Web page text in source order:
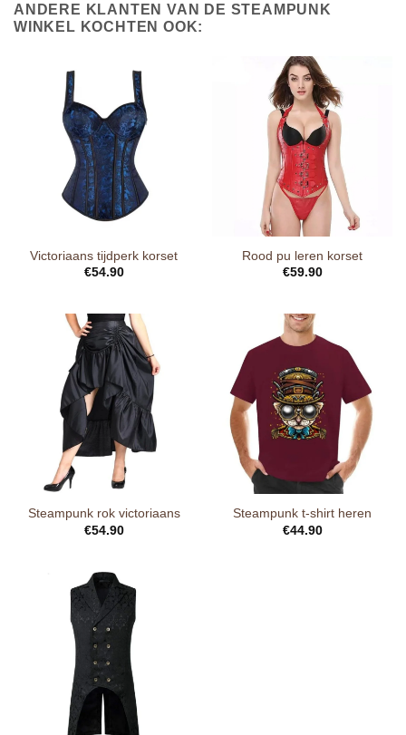
ANDERE KLANTEN VAN DE STEAMPUNK
WINKEL KOCHTEN OOK:
Victoriaans tijdperk korset
€54.90
Rood pu leren korset
€59.90
Steampunk rok victoriaans
€54.90
Steampunk t-shirt heren
€44.90